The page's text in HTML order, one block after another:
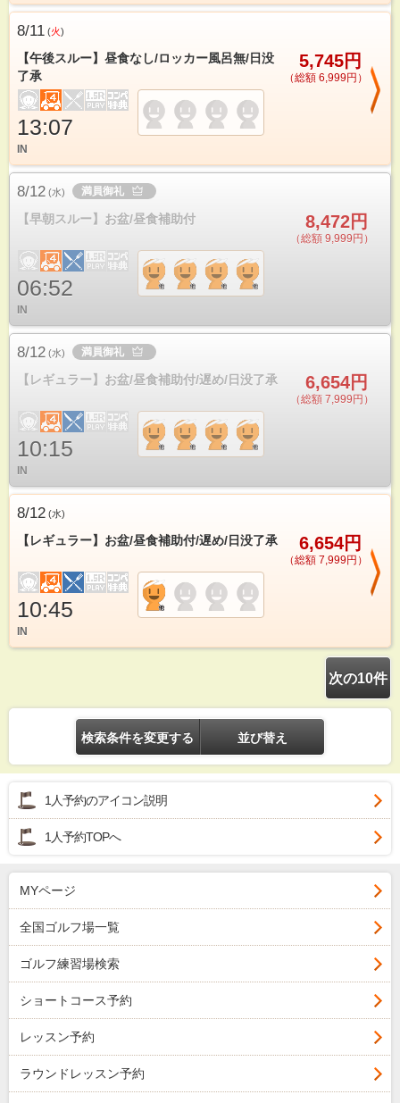
8/11 (火)
【午後スルー】昼食なし/ロッカー風呂無/日没
了承
5,745円
（総額 6,999円）
13:07
IN
8/12 (水) 満員御礼
【早朝スルー】お盆/昼食補助付 8,472円
（総額 9,999円）
06:52
IN
8/12 (水) 満員御礼
【レギュラー】お盆/昼食補助付/遅め/日没了承 6,654円
（総額 7,999円）
10:15
IN
8/12 (水)
【レギュラー】お盆/昼食補助付/遅め/日没了承 6,654円
（総額 7,999円）
10:45
IN
次の10件
検索条件を変更する 並び替え
1人予約のアイコン説明
1人予約TOPへ
MYページ
全国ゴルフ場一覧
ゴルフ練習場検索
ショートコース予約
レッスン予約
ラウンドレッスン予約